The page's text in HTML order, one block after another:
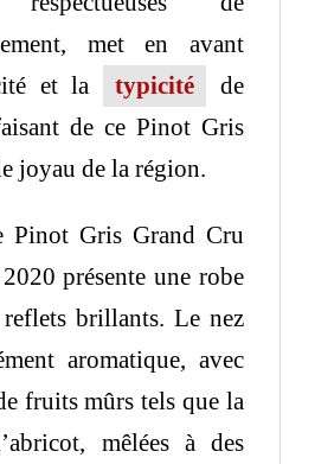
met en avant
et la
typicité
de
de ce Pinot Gris
joyau de la région.
Gris Grand Cru
présente une robe
brillants. Le nez
aromatique, avec
fruits mûrs tels que la
mêlées à des